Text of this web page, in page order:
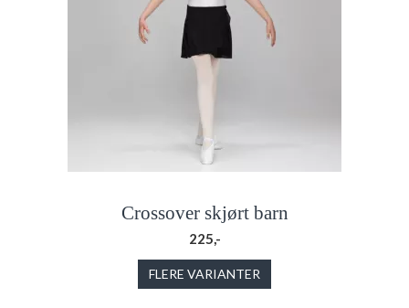
Crossover skjørt barn
225,-
FLERE VARIANTER